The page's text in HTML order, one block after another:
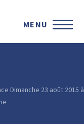
MENU
Dimanche 23 août 2015 à